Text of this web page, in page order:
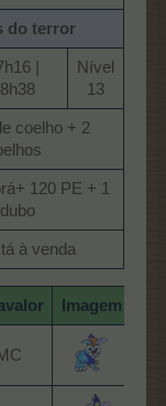
do terror
|
Nível
13​
coelho + 2
120 PE + 1
à venda​
Imagem